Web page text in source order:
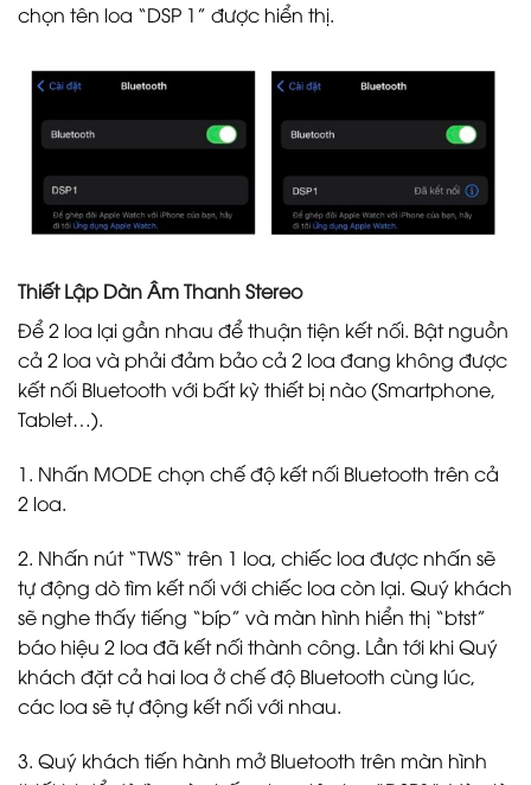
chọn tên loa “DSP 1” được hiển thị.
Thiết Lập Dàn Âm Thanh Stereo
Để 2 loa lại gần nhau để thuận tiện kết nối. Bật nguồn
cả 2 loa và phải đảm bảo cả 2 loa đang không được
kết nối Bluetooth với bất kỳ thiết bị nào (Smartphone,
Tablet…).
1. Nhấn MODE chọn chế độ kết nối Bluetooth trên cả
2 loa.
2. Nhấn nút “TWS“ trên 1 loa, chiếc loa được nhấn sẽ
tự động dò tìm kết nối với chiếc loa còn lại. Quý khách
sẽ nghe thấy tiếng “bíp” và màn hình hiển thị “btst”
báo hiệu 2 loa đã kết nối thành công. Lần tới khi Quý
khách đặt cả hai loa ở chế độ Bluetooth cùng lúc,
các loa sẽ tự động kết nối với nhau.
3. Quý khách tiến hành mở Bluetooth trên màn hình